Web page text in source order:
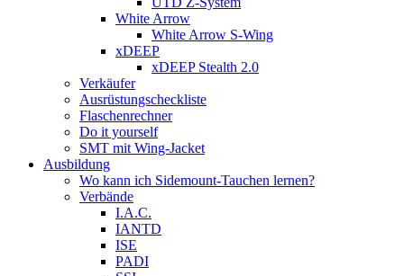
White Arrow
White Arrow S-Wing
xDEEP
xDEEP Stealth 2.0
Verkäufer
Ausrüstungscheckliste
Flaschenrechner
Do it yourself
SMT mit Wing-Jacket
Ausbildung
Wo kann ich Sidemount-Tauchen lernen?
Verbände
I.A.C.
IANTD
ISE
PADI